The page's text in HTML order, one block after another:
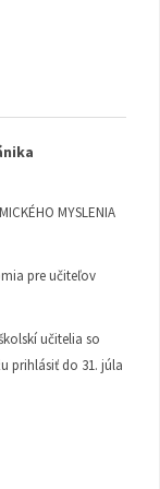
MYSLENIA
pre učiteľov
učitelia so
prihlásiť do 31. júla